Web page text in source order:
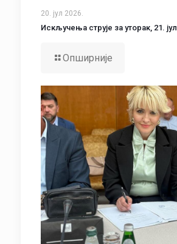
20. јул 2026.
Искључења струје за уторак, 21. јул
Опширније